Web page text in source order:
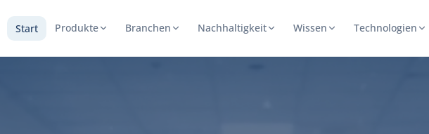
Start Produkte Branchen Nachhaltigkeit Wissen Technologien